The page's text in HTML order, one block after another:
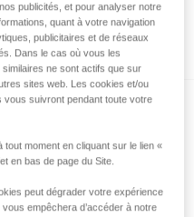
de renvoi
de mouflage
publicités, et pour analyser notre
quant à votre navigation
publicitaires et de réseaux
Dans le cas où vous les
ne sont actifs que sur
sites web. Les cookies et/ou
vous suivront pendant toute votre
moment en cliquant sur le lien «
en bas de page du Site.
peut dégrader votre expérience
empêchera d’accéder à notre